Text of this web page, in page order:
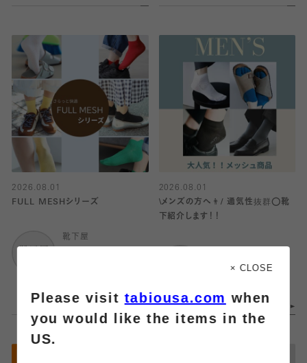
2026.08.01
FULL MESHシリーズ
靴下屋
2026.08.01
\メンズの方へ👨/ 通気性抜群⭕️靴
下紹介します！！
MARK IS みなとみら
× CLOSE
Please visittabiousa.com when
you would like the items in the
US.